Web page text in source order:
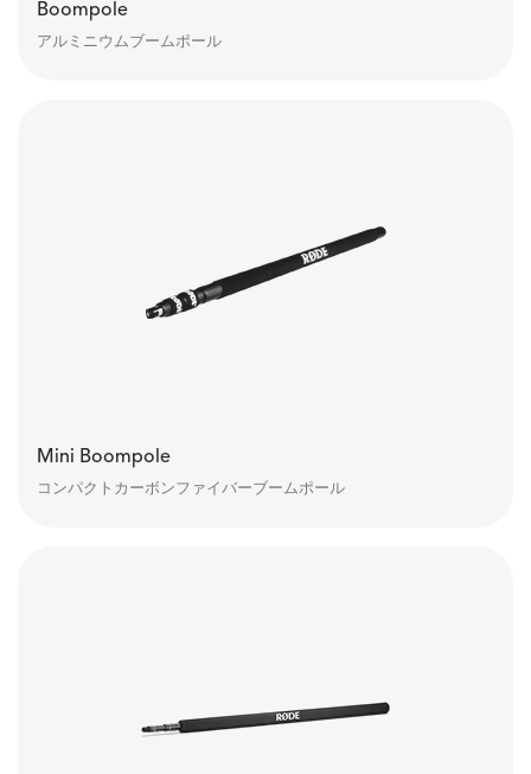
Boompole
アルミニウムブームポール
Mini Boompole
コンパクトカーボンファイバーブームポール